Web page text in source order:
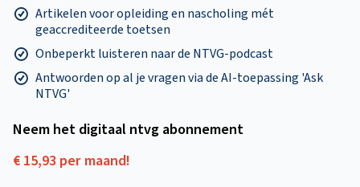
Artikelen voor opleiding en nascholing mét
geaccrediteerde toetsen
Onbeperkt luisteren naar de NTVG-podcast
Antwoorden op al je vragen via de AI-toepassing 'Ask
NTVG'
Neem het digitaal ntvg abonnement
€ 15,93 per maand!